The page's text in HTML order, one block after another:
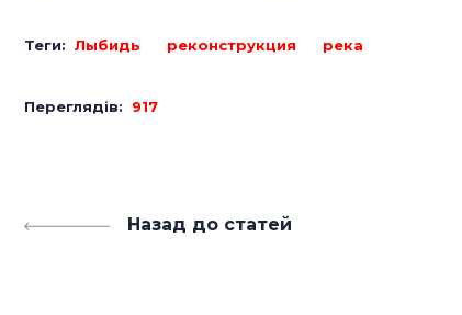
Теги: Лыбидь реконструкция река
Переглядів: 917
Назад до статей